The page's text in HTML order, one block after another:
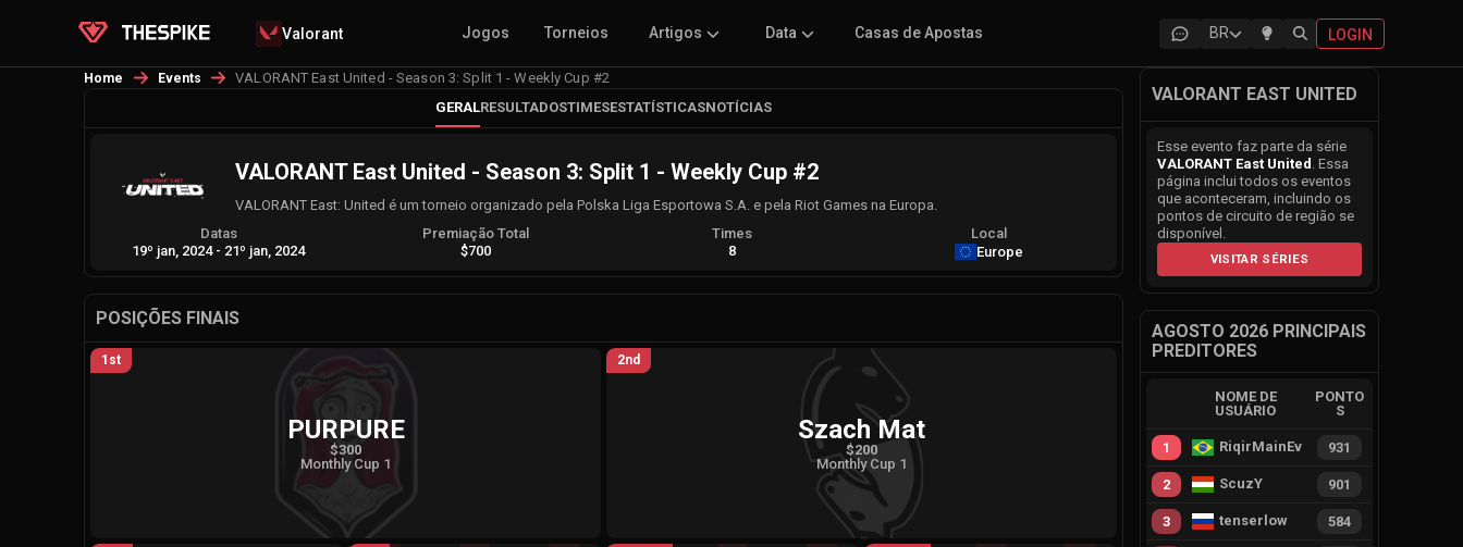
Valorant Jogos Torneios Artigos Data Casas de Apostas BR LOGIN
Home Events
VALORANT East United - Season 3: Split 1 - Weekly Cup #2
GERALRESULTADOSTIMESESTATÍSTICASNOTÍCIAS
VALORANT East United - Season 3: Split 1 - Weekly Cup #2
VALORANT East: United é um torneio organizado pela Polska Liga Esportowa S.A. e pela Riot Games na Europa.
Datas
19º jan, 2024 - 21º jan, 2024
Premiação Total
$700
Times
8
Local
Europe
POSIÇÕES FINAIS
1st
PURPURE
$300
Monthly Cup 1
2nd
Szach Mat
$200
Monthly Cup 1
VALORANT EAST UNITED
Esse evento faz parte da série
VALORANT East United . Essa
página inclui todos os eventos
que aconteceram, incluindo os
pontos de circuito de região se
disponível.
VISITAR SÉRIES
AGOSTO 2026 PRINCIPAIS
PREDITORES
NOME DE
USUÁRIO
PONTO
S
1 RiqirMainEvie 931
2 ScuzY 901
3 tenserlow 584